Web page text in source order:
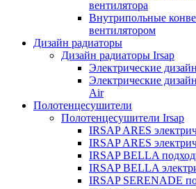
вентилятора
Внутрипольные
вентилятором
Дизайн радиаторы
Дизайн радиаторы Irsap
Электрические
Электрические
Air
Полотенцесушители
Полотенцесушители Irsap
IRSAP ARES
IRSAP ARES
IRSAP BELLA
IRSAP BELLA
IRSAP SERENADE